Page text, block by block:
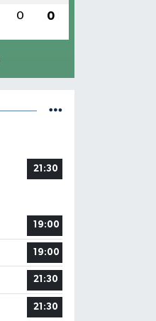
0 0
21:30
19:00
19:00
21:30
21:30